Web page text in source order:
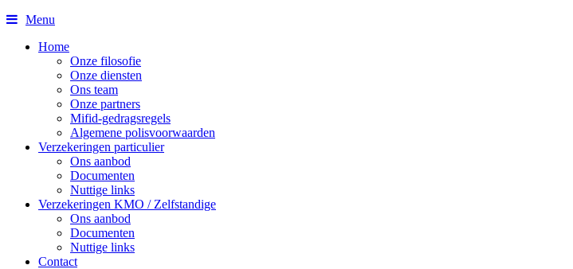
Menu
Home
Onze filosofie
Onze diensten
Ons team
Onze partners
Mifid-gedragsregels
Algemene polisvoorwaarden
Verzekeringen particulier
Ons aanbod
Documenten
Nuttige links
Verzekeringen KMO / Zelfstandige
Ons aanbod
Documenten
Nuttige links
Contact